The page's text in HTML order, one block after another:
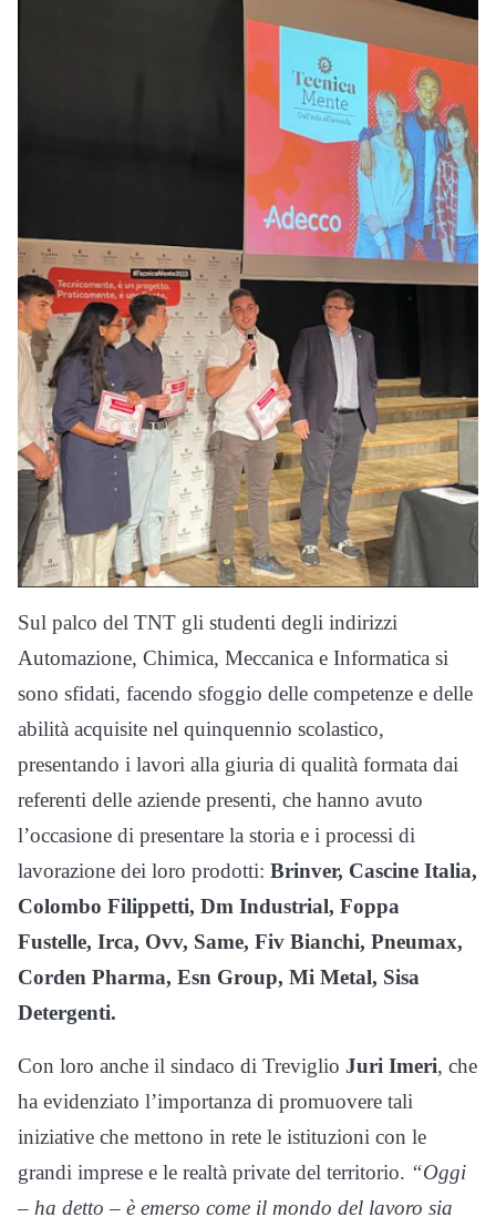
Sul palco del TNT gli studenti degli indirizzi
Automazione, Chimica, Meccanica e Informatica si
sono sfidati, facendo sfoggio delle competenze e delle
abilità acquisite nel quinquennio scolastico,
presentando i lavori alla giuria di qualità formata dai
referenti delle aziende presenti, che hanno avuto
l’occasione di presentare la storia e i processi di
lavorazione dei loro prodotti: Brinver, Cascine Italia,
Colombo Filippetti, Dm Industrial, Foppa
Fustelle, Irca, Ovv, Same, Fiv Bianchi, Pneumax,
Corden Pharma, Esn Group, Mi Metal, Sisa
Detergenti.
Con loro anche il sindaco di Treviglio Juri Imeri, che
ha evidenziato l’importanza di promuovere tali
iniziative che mettono in rete le istituzioni con le
grandi imprese e le realtà private del territorio. “Oggi
– ha detto – è emerso come il mondo del lavoro sia